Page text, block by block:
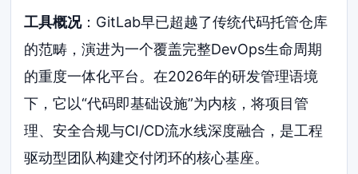
工具概况：GitLab早已超越了传统代码托管仓库
的范畴，演进为一个覆盖完整DevOps生命周期
的重度一体化平台。在2026年的研发管理语境
下，它以“代码即基础设施”为内核，将项目管
理、安全合规与CI/CD流水线深度融合，是工程
驱动型团队构建交付闭环的核心基座。